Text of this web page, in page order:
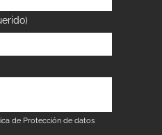
de Protección de datos